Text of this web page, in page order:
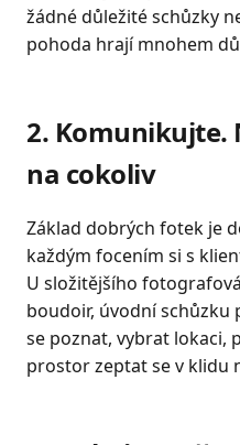
žádné důležité schůzky
pohoda hrají mnohem
2. Komunikujte.
na cokoliv
Základ dobrých fotek je
každým focením si s
U složitějšího
boudoir, úvodní schůzku
se poznat, vybrat lokaci,
prostor zeptat se v klidu